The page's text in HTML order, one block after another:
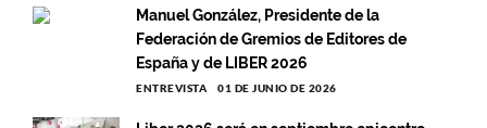
Manuel González, Presidente de la
Federación de Gremios de Editores de
España y de LIBER 2026
ENTREVISTA 01 DE JUNIO DE 2026